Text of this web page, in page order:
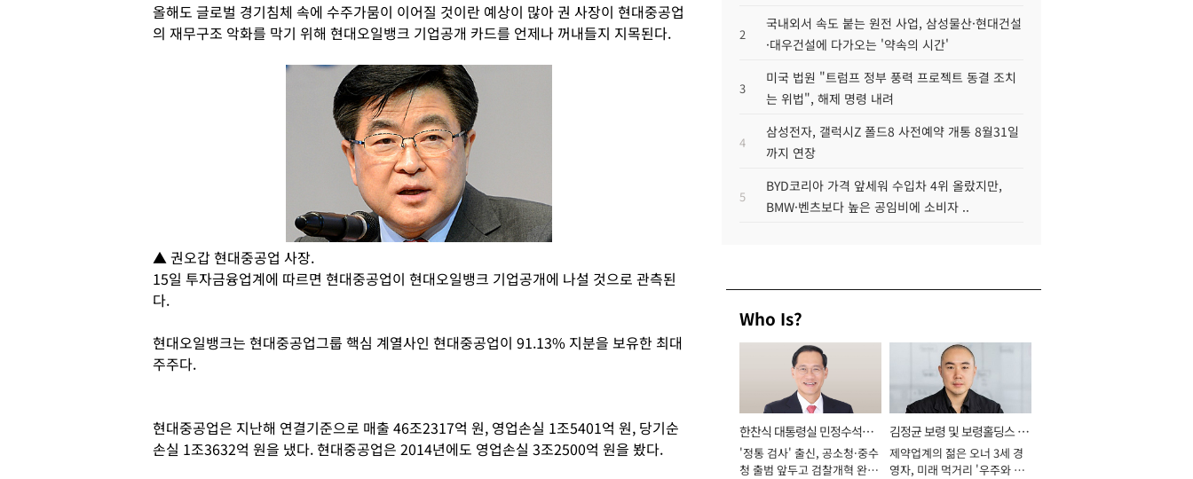
올해도 글로벌 경기침체 속에 수주가뭄이 이어질 것이란 예상이 많아 권 사장이 현대중공업
의 재무구조 악화를 막기 위해 현대오일뱅크 기업공개 카드를 언제나 꺼내들지 지목된다.
▲ 권오갑 현대중공업 사장.
15일 투자금융업계에 따르면 현대중공업이 현대오일뱅크 기업공개에 나설 것으로 관측된
다.
현대오일뱅크는 현대중공업그룹 핵심 계열사인 현대중공업이 91.13% 지분을 보유한 최대
주주다.
현대중공업은 지난해 연결기준으로 매출 46조2317억 원, 영업손실 1조5401억 원, 당기순
손실 1조3632억 원을 냈다. 현대중공업은 2014년에도 영업손실 3조2500억 원을 봤다.
2
국내외서 속도 붙는 원전 사업, 삼성물산·현대건설
·대우건설에 다가오는 '약속의 시간'
3
미국 법원 "트럼프 정부 풍력 프로젝트 동결 조치
는 위법", 해제 명령 내려
4
삼성전자, 갤럭시Z 폴드8 사전예약 개통 8월31일
까지 연장
5
BYD코리아 가격 앞세워 수입차 4위 올랐지만,
BMW·벤츠보다 높은 공임비에 소비자 ..
Who Is?
한찬식 대통령실 민정수석비
서관
'정통 검사' 출신, 공소청·중수
청 출범 앞두고 검찰개혁 완수
김정균 보령 및 보령홀딩스 대
표이사 사장
제약업계의 젊은 오너 3세 경
영자, 미래 먹거리 '우주와 헬